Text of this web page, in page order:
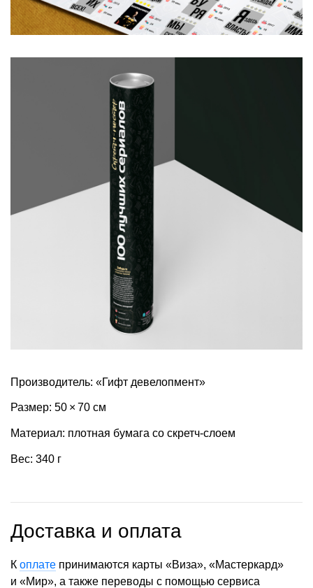
Производитель: «Гифт девелопмент»
Размер: 50 × 70 см
Материал: плотная бумага со скретч-слоем
Вес: 340 г
Доставка и оплата
К оплате принимаются карты «Виза», «Мастеркард»
и «Мир», а также переводы с помощью сервиса